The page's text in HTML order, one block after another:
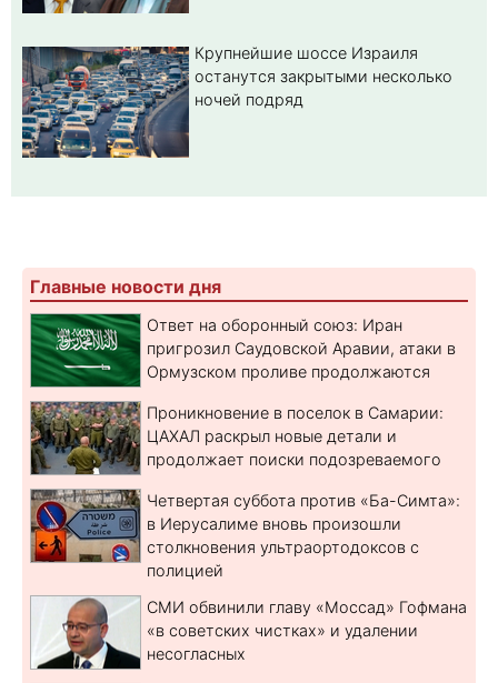
Крупнейшие шоссе Израиля
останутся закрытыми несколько
ночей подряд
Главные новости дня
Ответ на оборонный союз: Иран
пригрозил Саудовской Аравии, атаки в
Ормузском проливе продолжаются
Проникновение в поселок в Самарии:
ЦАХАЛ раскрыл новые детали и
продолжает поиски подозреваемого
Четвертая суббота против «Ба-Симта»:
в Иерусалиме вновь произошли
столкновения ультраортодоксов с
полицией
СМИ обвинили главу «Моссад» Гофмана
«в советских чистках» и удалении
несогласных